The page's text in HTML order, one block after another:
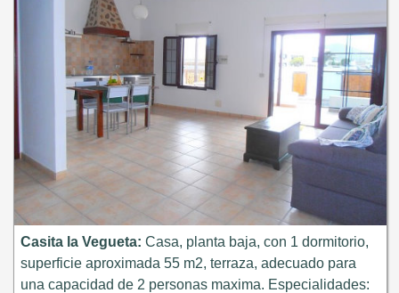
Casita la Vegueta: Casa, planta baja, con 1 dormitorio,
superficie aproximada 55 m2, terraza, adecuado para
una capacidad de 2 personas maxima. Especialidades: